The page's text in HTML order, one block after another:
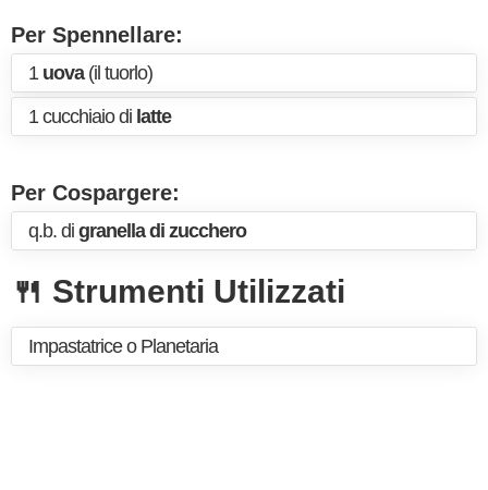
Per Spennellare:
1 uova(il tuorlo)
1 cucchiaio di latte
Per Cospargere:
q.b. di granella di zucchero
🍴 Strumenti Utilizzati
Impastatrice o Planetaria